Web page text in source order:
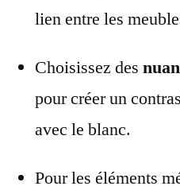
lien entre les
Choisissez des
pour créer un
avec le blanc.
Pour les éléments